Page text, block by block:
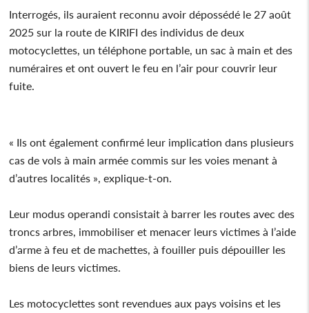
Interrogés, ils auraient reconnu avoir dépossédé le 27 août
2025 sur la route de KIRIFI des individus de deux
motocyclettes, un téléphone portable, un sac à main et des
numéraires et ont ouvert le feu en l’air pour couvrir leur
fuite.
« Ils ont également confirmé leur implication dans plusieurs
cas de vols à main armée commis sur les voies menant à
d’autres localités », explique-t-on.
Leur modus operandi consistait à barrer les routes avec des
troncs arbres, immobiliser et menacer leurs victimes à l’aide
d’arme à feu et de machettes, à fouiller puis dépouiller les
biens de leurs victimes.
Les motocyclettes sont revendues aux pays voisins et les